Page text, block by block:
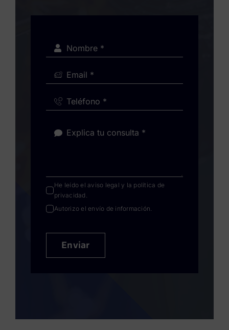
He leído elaviso legal y la política de
privacidad .
Autorizo el envío de información.
Enviar